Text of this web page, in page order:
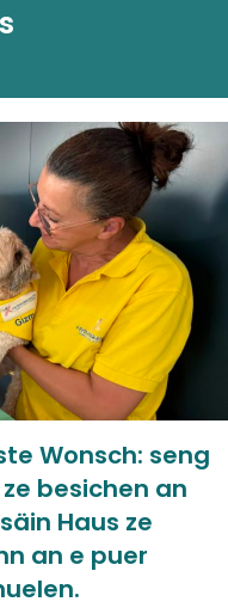
Wonsch: seng
besichen an
Haus ze
an e puer